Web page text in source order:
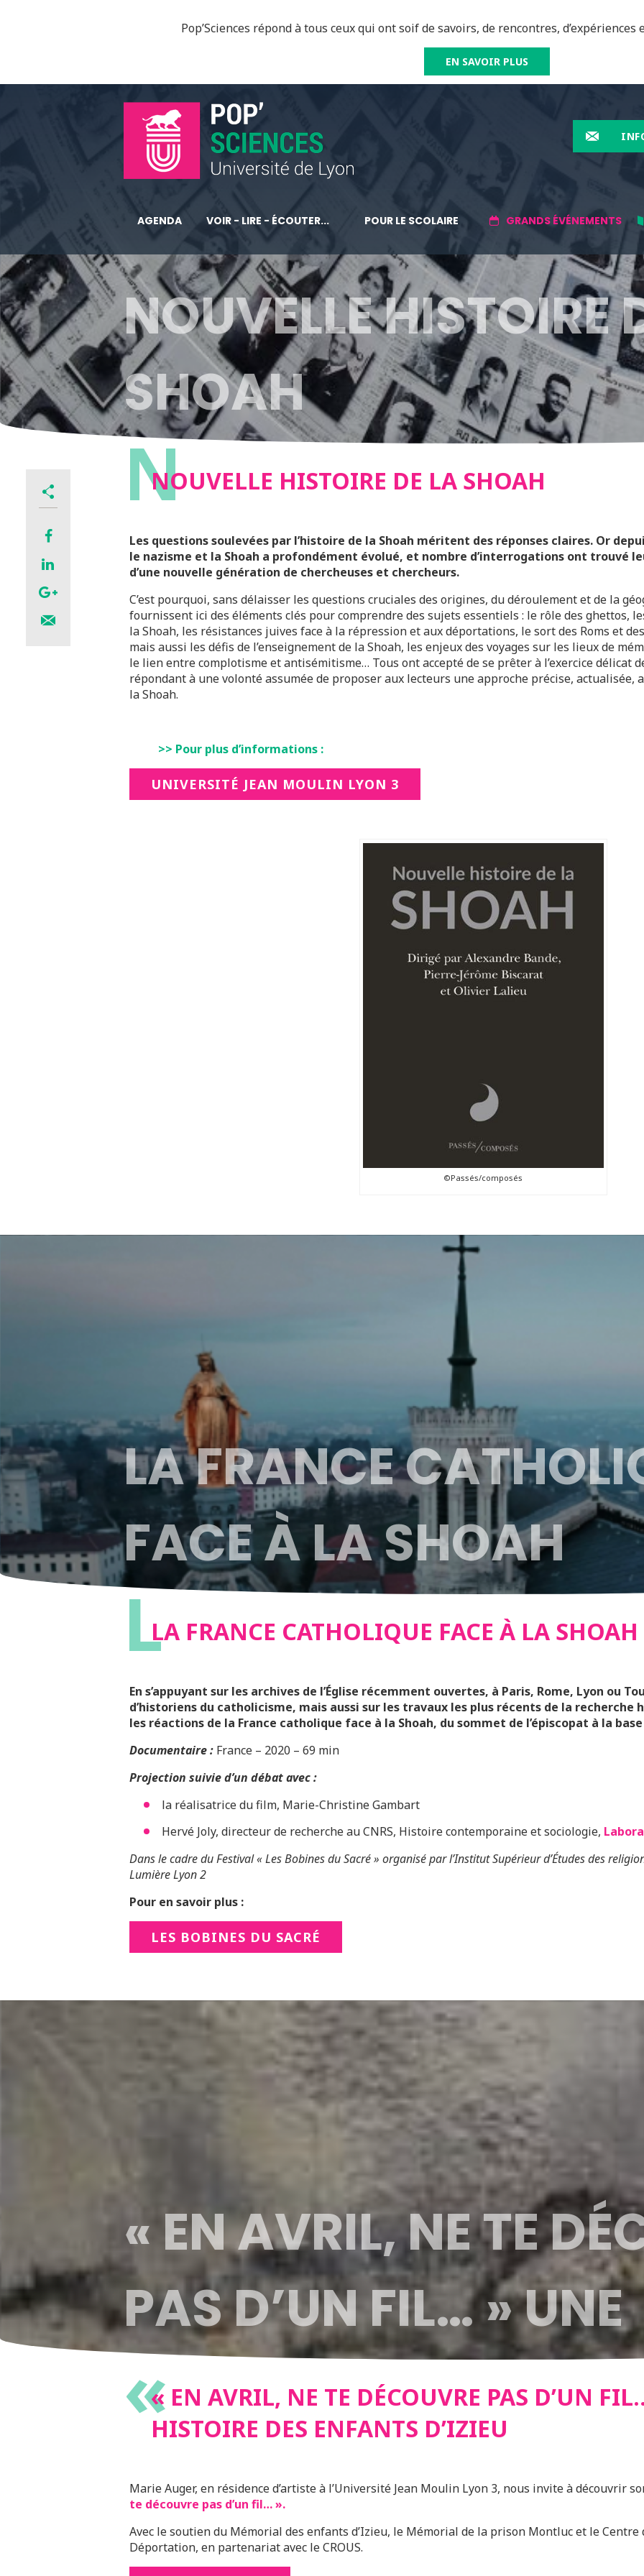
Pop’Sciences répond à tous ceux qui ont soif de savoirs, de rencontres, d’expériences
EN SAVOIR PLUS
AGENDA VOIR - LIRE - ÉCOUTER... POUR LE SCOLAIRE GRANDS ÉVÉNEMENTS
NOUVELLE HISTOIRE
SHOAH
N
NOUVELLE HISTOIRE DE LA SHOAH
Les questions soulevées par l’histoire de la Shoah méritent des réponses claires. Or
le nazisme et la Shoah a profondément évolué, et nombre d’interrogations ont trouvé
d’une nouvelle génération de chercheuses et chercheurs.
C’est pourquoi, sans délaisser les questions cruciales des origines, du déroulement et de la
fournissent ici des éléments clés pour comprendre des sujets essentiels : le rôle des ghettos,
la Shoah, les résistances juives face à la répression et aux déportations, le sort des Roms et
mais aussi les défis de l’enseignement de la Shoah, les enjeux des voyages sur les lieux de
le lien entre complotisme et antisémitisme… Tous ont accepté de se prêter à l’exercice délicat
répondant à une volonté assumée de proposer aux lecteurs une approche précise, actualisée,
la Shoah.
>> Pour plus d’informations :
UNIVERSITÉ JEAN MOULIN LYON 3
©Passés/composés
LA FRANCE
FACE À LA SHOAH
LLA FRANCE CATHOLIQUE FACE À LA SHOAH
En s’appuyant sur les archives de l’Église récemment ouvertes, à Paris, Rome, Lyon ou
d’historiens du catholicisme, mais aussi sur les travaux les plus récents de la recherche
les réactions de la France catholique face à la Shoah, du sommet de l’épiscopat à la
Documentaire : France – 2020 – 69 min
Projection suivie d’un débat avec :
la réalisatrice du film, Marie-Christine Gambart
Hervé Joly, directeur de recherche au CNRS, Histoire contemporaine et sociologie,
Dans le cadre du Festival « Les Bobines du Sacré » organisé par l’Institut Supérieur d’Études des
Lumière Lyon 2
Pour en savoir plus :
LES BOBINES DU SACRÉ
« EN AVRIL, NE TE
PAS D’UN FIL… » UNE
HISTOIRE DES
D’IZIEU
«« EN AVRIL, NE TE DÉCOUVRE PAS D’UN
HISTOIRE DES ENFANTS D’IZIEU
Marie Auger, en résidence d’artiste à l’Université Jean Moulin Lyon 3, nous invite à découvrir
te découvre pas d’un fil… ».
Avec le soutien du Mémorial des enfants d’Izieu, le Mémorial de la prison Montluc et le Centre
Déportation, en partenariat avec le CROUS.